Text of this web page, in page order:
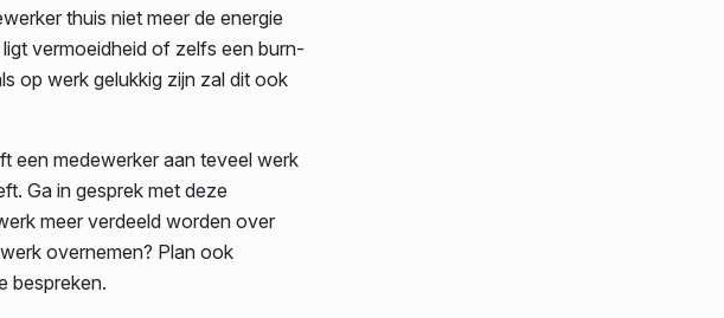
thuis niet meer de energie
vermoeidheid of zelfs een burn-
op werk gelukkig zijn zal dit ook
een medewerker aan teveel werk
Ga in gesprek met deze
meer verdeeld worden over
overnemen? Plan ook
bespreken.